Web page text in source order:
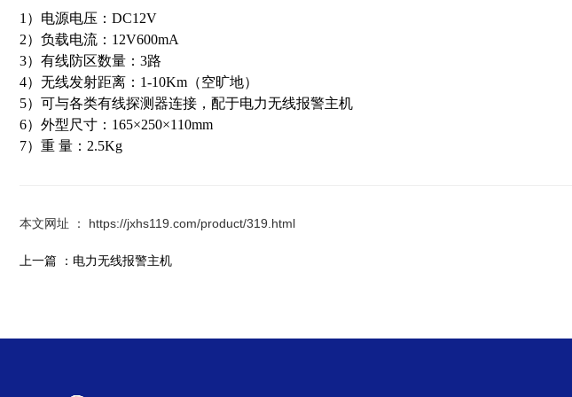
1）电源电压：DC12V
2）负载电流：12V600mA
3）有线防区数量：3路
4）无线发射距离：1-10Km（空旷地）
5）可与各类有线探测器连接，配于电力无线报警主机
6）外型尺寸：165×250×110mm
7）重 量：2.5Kg
本文网址 ： https://jxhs119.com/product/319.html
上一篇 ： 电力无线报警主机